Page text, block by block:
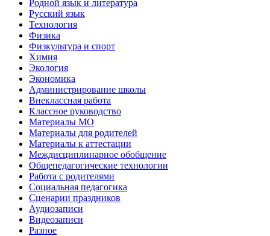
Родной язык и литература
Русский язык
Технология
Физика
Физкультура и спорт
Химия
Экология
Экономика
Администрирование школы
Внеклассная работа
Классное руководство
Материалы МО
Материалы для родителей
Материалы к аттестации
Междисциплинарное обобщение
Общепедагогические технологии
Работа с родителями
Социальная педагогика
Сценарии праздников
Аудиозаписи
Видеозаписи
Разное